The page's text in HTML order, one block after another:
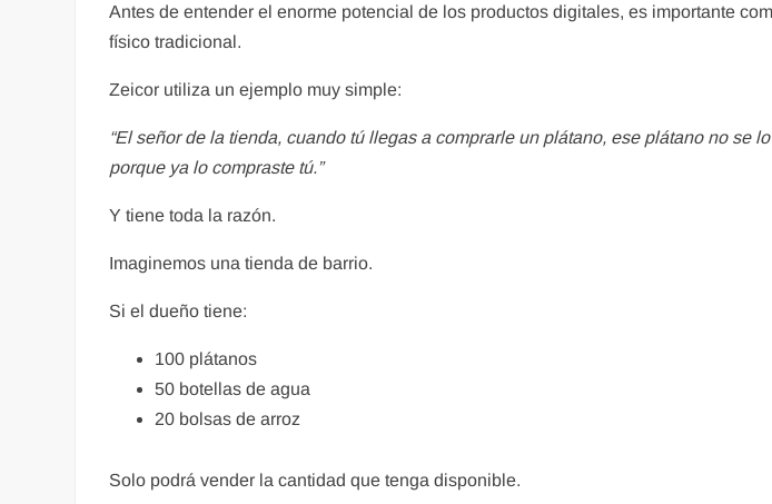
Antes de entender el enorme potencial de los productos digitales, es importante
físico tradicional.
Zeicor utiliza un ejemplo muy simple:
“El señor de la tienda, cuando tú llegas a comprarle un plátano, ese plátano no se
porque ya lo compraste tú.”
Y tiene toda la razón.
Imaginemos una tienda de barrio.
Si el dueño tiene:
100 plátanos
50 botellas de agua
20 bolsas de arroz
Solo podrá vender la cantidad que tenga disponible.